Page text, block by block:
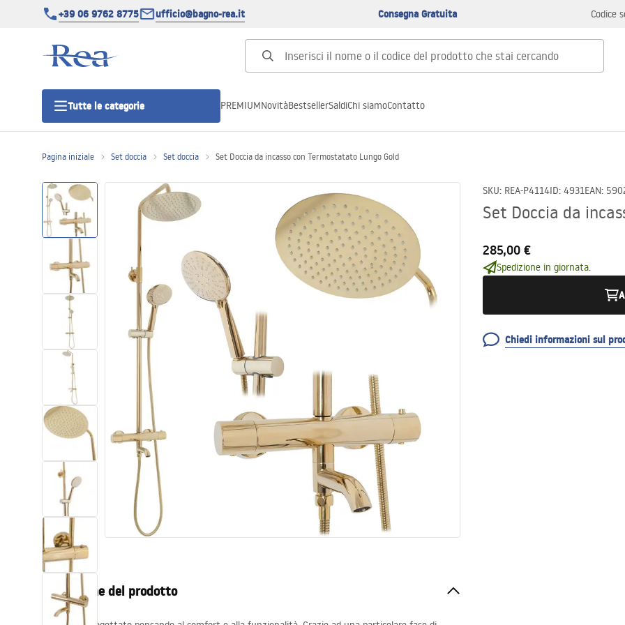
+39 06 9762 8775 ufficio@bagno-rea.it Consegna Gratuita Codice
Tutte le categorie
Porte doccia
Piatti doccia da bagno
Canaline di scarico
Set di vaso WC e bidet
Vasche da bagno e schermi vasca
Rubinetti da bagno
PREMIUMNovitàBestsellerSaldiChi siamoContatto
Pagina iniziale Set doccia Set doccia Set Doccia da incasso con Termostatato Lungo Gold
SKU: REA-P4114ID: 4931EAN:
Set Doccia da
285,00 €
Spedizione in giornata.
Chiedi informazioni sul
Descrizione del prodotto